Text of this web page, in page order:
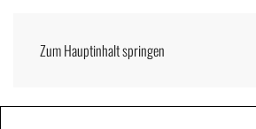
Zum Hauptinhalt springenDEUTSCH